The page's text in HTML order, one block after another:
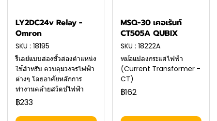
LY2DC24v Relay -
Omron
SKU : 18195
รีเลย์แบบสองขั้วสองตำแหน่ง
ใช้สำหรับ ควบคุมวงจรไฟฟ้า
ต่างๆ โดยอาศัยหลักการ
ทำงานคล้ายสวิตช์ไฟฟ้า
฿233
MSQ-30 เคอเร้นท์
CT505A QUBIX
SKU : 18222A
หม้อแปลงกระแสไฟฟ้า
(Current Transformer -
CT)
฿162